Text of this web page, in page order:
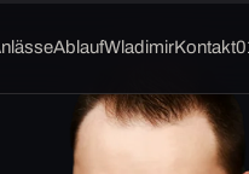
AblaufWladimirKontakt